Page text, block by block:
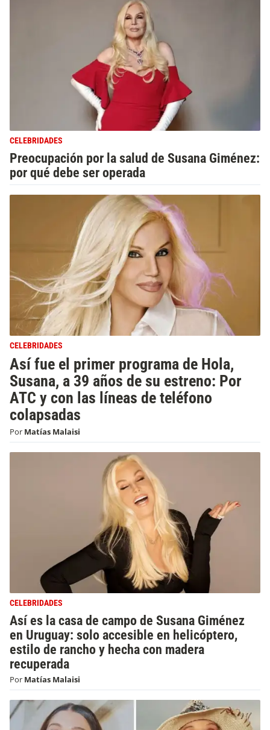
CELEBRIDADES
Preocupación por la salud de Susana Giménez:
por qué debe ser operada
CELEBRIDADES
Así fue el primer programa de Hola,
Susana, a 39 años de su estreno: Por
ATC y con las líneas de teléfono
colapsadas
Por Matías Malaisi
CELEBRIDADES
Así es la casa de campo de Susana Giménez
en Uruguay: solo accesible en helicóptero,
estilo de rancho y hecha con madera
recuperada
Por Matías Malaisi